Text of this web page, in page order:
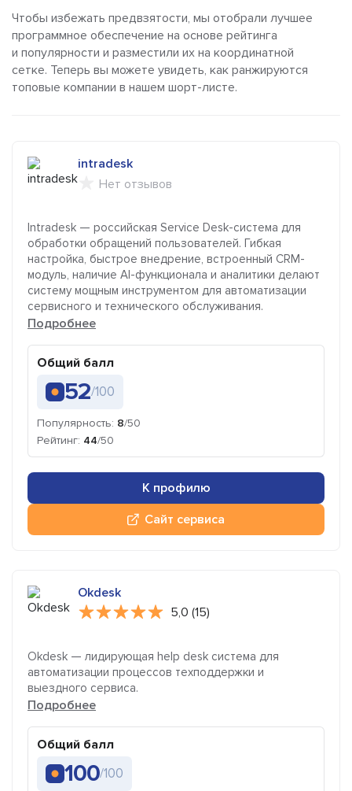
Чтобы избежать предвзятости, мы отобрали лучшее
программное обеспечение на основе рейтинга
и популярности и разместили их на координатной
сетке. Теперь вы можете увидеть, как ранжируются
топовые компании в нашем шорт-листе.
intradesk
Нет отзывов
Intradesk — российская Service Desk-система для
обработки обращений пользователей. Гибкая
настройка, быстрое внедрение, встроенный CRM-
модуль, наличие AI-функционала и аналитики делают
систему мощным инструментом для автоматизации
сервисного и технического обслуживания.
Подробнее
Общий балл
52/100
Популярность: 8/50
Рейтинг: 44/50
К профилю
Сайт сервиса
Okdesk
5,0 (15)
Okdesk — лидирующая help desk система для
автоматизации процессов техподдержки и
выездного сервиса.
Подробнее
Общий балл
100/100